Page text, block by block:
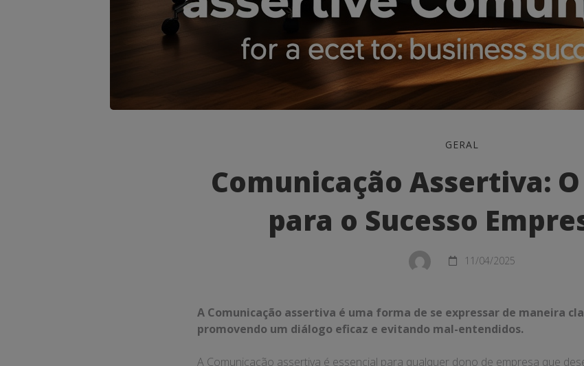
Assertiva:
Caminho
Sucesso
Empresarial
GERAL
Comunicação Assertiva:
para o Sucesso
11/04/2025
A Comunicação assertiva é uma forma de se expressar de maneira
promovendo um diálogo eficaz e evitando mal-entendidos.
A Comunicação assertiva é essencial para qualquer dono de empresa que